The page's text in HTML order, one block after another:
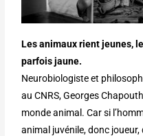
Les animaux rient jeunes,
parfois jaune.
Neurobiologiste et
au CNRS, Georges
monde animal. Car si
animal juvénile, donc